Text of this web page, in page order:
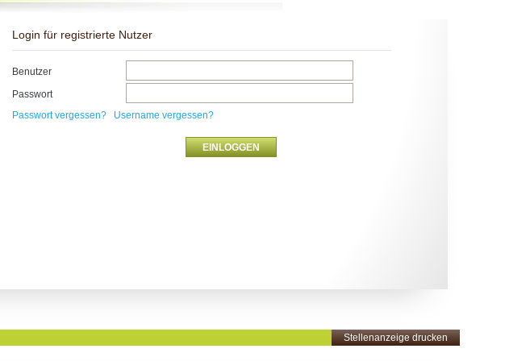
Login für registrierte Nutzer
Benutzer
Passwort
Passwort vergessen?
Username vergessen?
Stellenanzeige drucken